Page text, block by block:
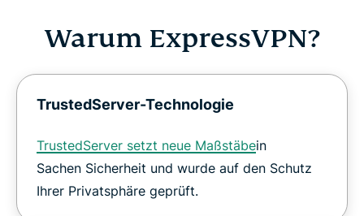
Warum ExpressVPN?
TrustedServer-Technologie
TrustedServer setzt neue Maßstäbein
Sachen Sicherheit und wurde auf den Schutz
Ihrer Privatsphäre geprüft.